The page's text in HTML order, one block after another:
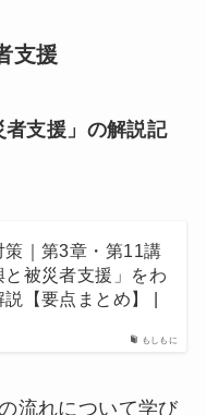
支援
支援」の解説記
もしもに
策｜第3章・第11講
と被災者支援」をわ
【要点まとめ】 |
流れについて学び